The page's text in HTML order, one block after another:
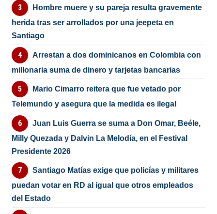
Hombre muere y su pareja resulta gravemente
herida tras ser arrollados por una jeepeta en
Santiago
Arrestan a dos dominicanos en Colombia con
millonaria suma de dinero y tarjetas bancarias
Mario Cimarro reitera que fue vetado por
Telemundo y asegura que la medida es ilegal
Juan Luis Guerra se suma a Don Omar, Beéle,
Milly Quezada y Dalvin La Melodía, en el Festival
Presidente 2026
Santiago Matías exige que policías y militares
puedan votar en RD al igual que otros empleados
del Estado